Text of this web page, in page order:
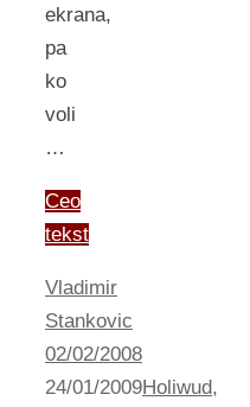
ekrana,
pa
ko
voli
…
Ceo
tekst
Vladimir
Stankovic
02/02/2008
24/01/2009Holiwud,